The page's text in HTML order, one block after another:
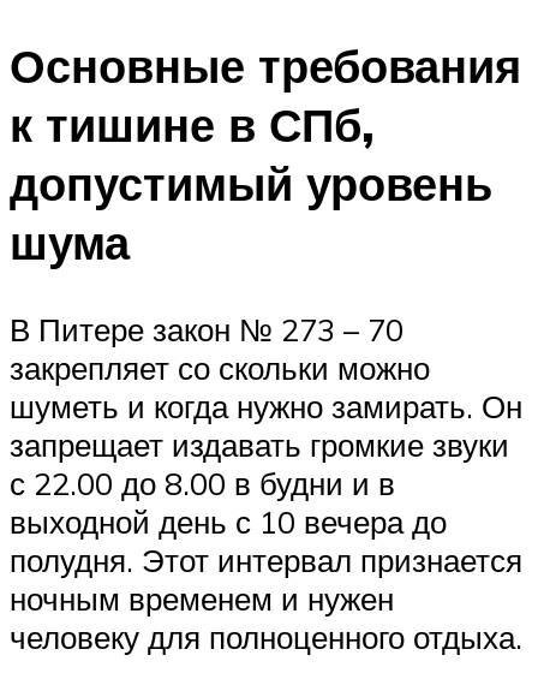
Основные требования
к тишине в СПб,
допустимый уровень
шума
В Питере закон № 273 – 70
закрепляет со скольки можно
шуметь и когда нужно замирать. Он
запрещает издавать громкие звуки
с 22.00 до 8.00 в будни и в
выходной день с 10 вечера до
полудня. Этот интервал признается
ночным временем и нужен
человеку для полноценного отдыха.